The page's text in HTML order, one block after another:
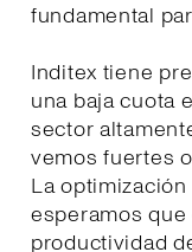
fundamental
Inditex tiene
una baja cuota
sector
vemos fuertes
La
esperamos
productividad